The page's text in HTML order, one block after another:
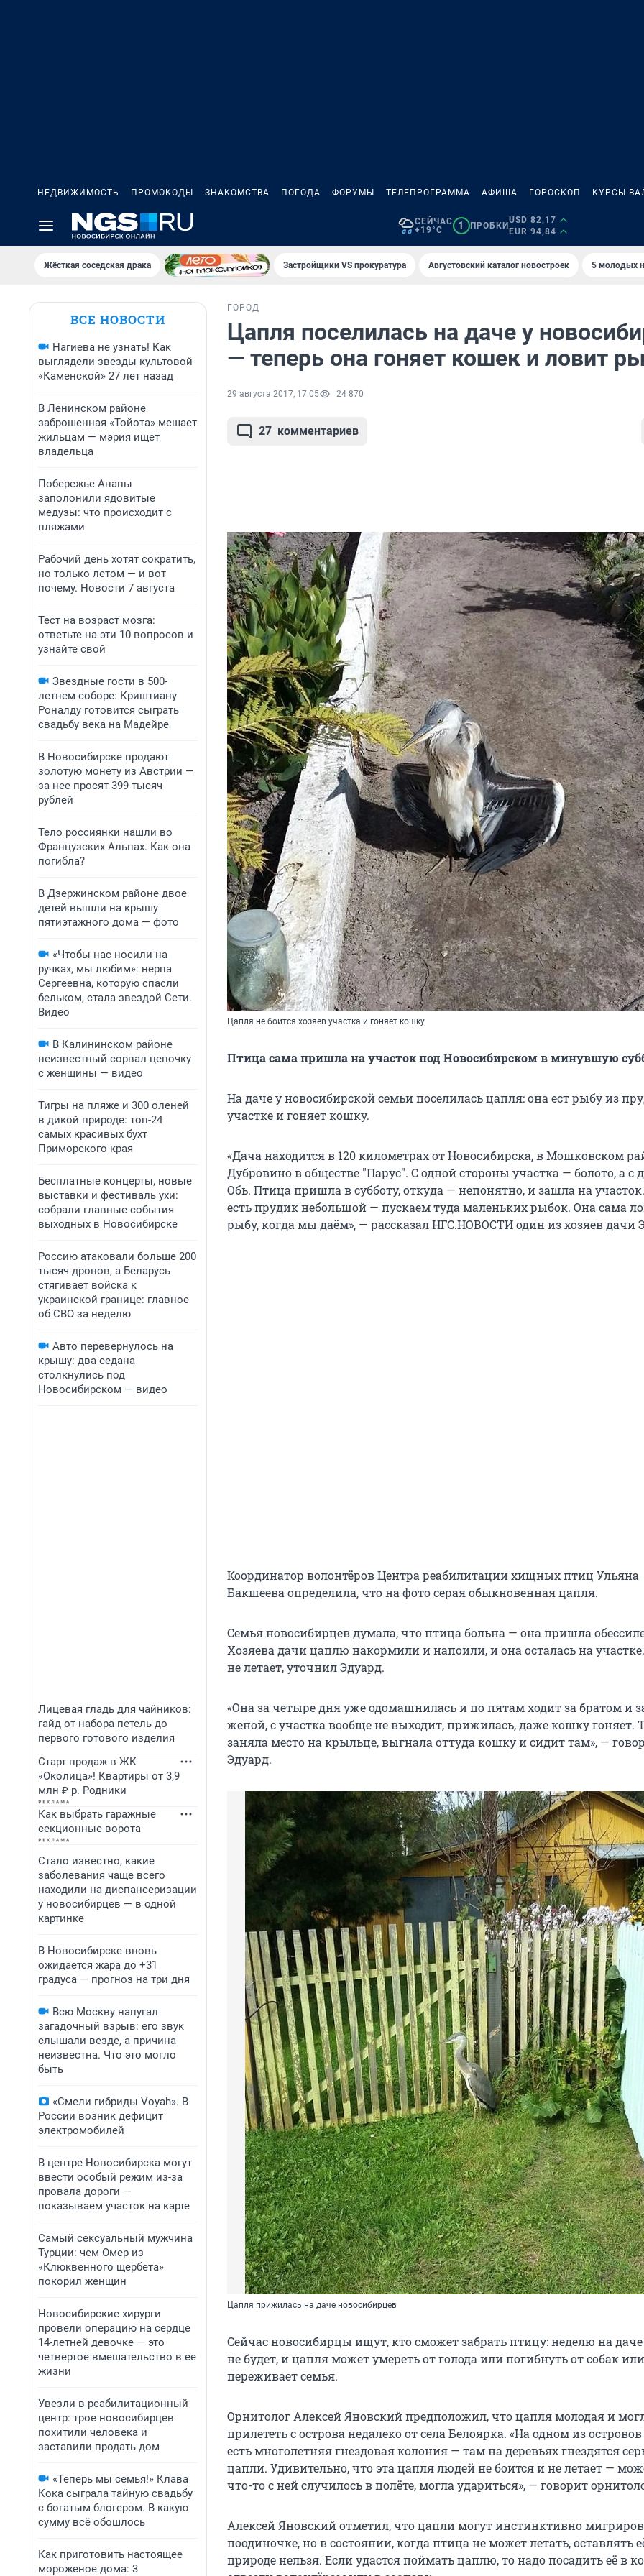
НЕДВИЖИМОСТЬ ПРОМОКОДЫ ЗНАКОМСТВА ПОГОДА ФОРУМЫ ТЕЛЕПРОГРАММА АФИША ГОРОСКОП КУРСЫ
СЕЙЧАС
+19°C
1 ПРОБКИ
USD 82,17
EUR 94,84
Жёсткая соседская драка Застройщики VS прокуратура Августовский каталог новостроек 5 молодых
ВСЕ НОВОСТИ
Нагиева не узнать! Как
выглядели звезды культовой
«Каменской» 27 лет назад
В Ленинском районе
заброшенная «Тойота» мешает
жильцам — мэрия ищет
владельца
Побережье Анапы
заполонили ядовитые
медузы: что происходит с
пляжами
Рабочий день хотят сократить,
но только летом — и вот
почему. Новости 7 августа
Тест на возраст мозга:
ответьте на эти 10 вопросов и
узнайте свой
Звездные гости в 500-
летнем соборе: Криштиану
Роналду готовится сыграть
свадьбу века на Мадейре
В Новосибирске продают
золотую монету из Австрии —
за нее просят 399 тысяч
рублей
Тело россиянки нашли во
Французских Альпах. Как она
погибла?
В Дзержинском районе двое
детей вышли на крышу
пятиэтажного дома — фото
«Чтобы нас носили на
ручках, мы любим»: нерпа
Сергеевна, которую спасли
бельком, стала звездой Сети.
Видео
В Калининском районе
неизвестный сорвал цепочку
с женщины — видео
Тигры на пляже и 300 оленей
в дикой природе: топ-24
самых красивых бухт
Приморского края
Бесплатные концерты, новые
выставки и фестиваль ухи:
собрали главные события
выходных в Новосибирске
Россию атаковали больше 200
тысяч дронов, а Беларусь
стягивает войска к
украинской границе: главное
об СВО за неделю
Авто перевернулось на
крышу: два седана
столкнулись под
Новосибирском — видео
Лицевая гладь для чайников:
гайд от набора петель до
первого готового изделия
Старт продаж в ЖК
«Околица»! Квартиры от 3,9
млн ₽ р. Родники
Как выбрать гаражные
секционные ворота
Стало известно, какие
заболевания чаще всего
находили на диспансеризации
у новосибирцев — в одной
картинке
В Новосибирске вновь
ожидается жара до +31
градуса — прогноз на три дня
Всю Москву напугал
загадочный взрыв: его звук
слышали везде, а причина
неизвестна. Что это могло
быть
«Смели гибриды Voyah». В
России возник дефицит
электромобилей
В центре Новосибирска могут
ввести особый режим из-за
провала дороги —
показываем участок на карте
Самый сексуальный мужчина
Турции: чем Омер из
«Клюквенного щербета»
покорил женщин
Новосибирские хирурги
провели операцию на сердце
14-летней девочке — это
четвертое вмешательство в ее
жизни
Увезли в реабилитационный
центр: трое новосибирцев
похитили человека и
заставили продать дом
«Теперь мы семья!» Клава
Кока сыграла тайную свадьбу
с богатым блогером. В какую
сумму всё обошлось
Как приготовить настоящее
мороженое дома: 3
ГОРОД
Цапля поселилась на даче у
— теперь она гоняет кошек и ловит
29 августа 2017, 17:05 24 870
27 комментариев
Цапля не боится хозяев участка и гоняет кошку
Птица сама пришла на участок под Новосибирском в минувшую
На даче у новосибирской семьи поселилась цапля: она ест рыбу из
участке и гоняет кошку.
«Дача находится в 120 километрах от Новосибирска, в Мошковском
Дубровино в обществе "Парус". С одной стороны участка — болото, а с
Обь. Птица пришла в субботу, откуда — непонятно, и зашла на
есть прудик небольшой — пускаем туда маленьких рыбок. Она сама
рыбу, когда мы даём», — рассказал НГС.НОВОСТИ один из хозяев дачи
Координатор волонтёров Центра реабилитации хищных птиц Ульяна
Бакшеева определила, что на фото серая обыкновенная цапля.
Семья новосибирцев думала, что птица больна — она пришла
Хозяева дачи цаплю накормили и напоили, и она осталась на
не летает, уточнил Эдуард.
«Она за четыре дня уже одомашнилась и по пятам ходит за братом и
женой, с участка вообще не выходит, прижилась, даже кошку гоняет.
заняла место на крыльце, выгнала оттуда кошку и сидит там», —
Эдуард.
Цапля прижилась на даче новосибирцев
Сейчас новосибирцы ищут, кто сможет забрать птицу: неделю на
не будет, и цапля может умереть от голода или погибнуть от собак
переживает семья.
Орнитолог Алексей Яновский предположил, что цапля молодая и
прилететь с острова недалеко от села Белоярка. «На одном из
есть многолетняя гнездовая колония — там на деревьях гнездятся
цапли. Удивительно, что эта цапля людей не боится и не летает —
что-то с ней случилось в полёте, могла удариться», — говорит
Алексей Яновский отметил, что цапли могут инстинктивно
поодиночке, но в состоянии, когда птица не может летать, оставлять
природе нельзя. Если удастся поймать цаплю, то надо посадить её в